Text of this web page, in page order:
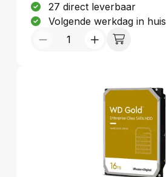
27 direct leverbaar
Volgende werkdag in huis